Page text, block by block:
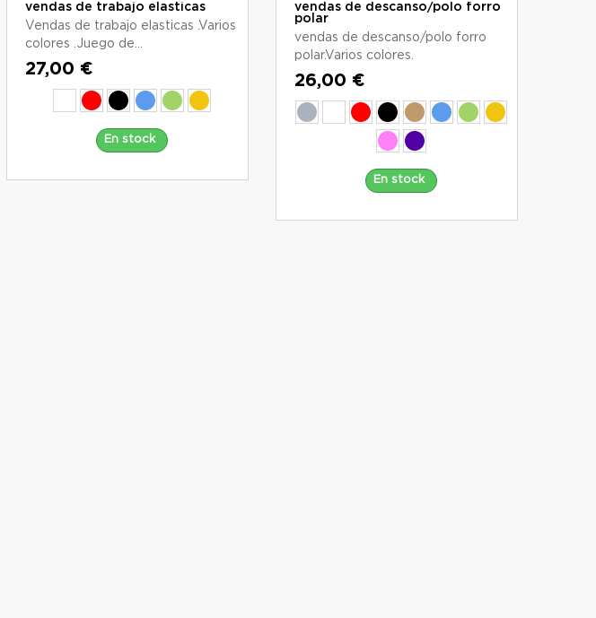
vendas de trabajo elasticas
Vendas de trabajo elasticas .Varios
colores .Juego de...
27,00 €
En stock
vendas de descanso/polo forro
polar
vendas de descanso/polo forro
polar.Varios colores.
26,00 €
En stock